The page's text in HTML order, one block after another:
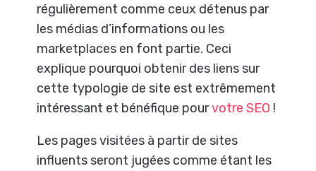
régulièrement comme ceux détenus par
les médias d’informations ou les
marketplaces en font partie. Ceci
explique pourquoi obtenir des liens sur
cette typologie de site est extrêmement
intéressant et bénéfique pourvotre SEO !
Les pages visitées à partir de sites
influents seront jugées comme étant les